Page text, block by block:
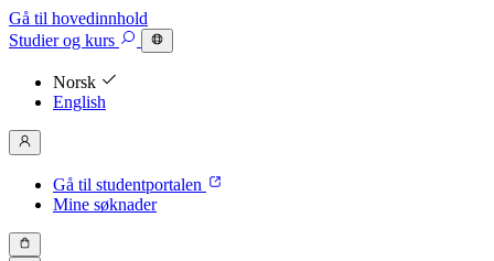
Gå til hovedinnhold
Studierog kurs
Norsk
English
Gå til studentportalen
Mine søknader